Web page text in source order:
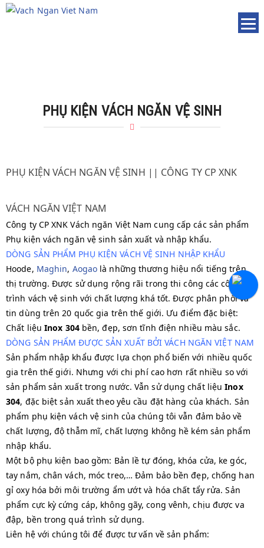
PHỤ KIỆN VÁCH NGĂN VỆ SINH
PHỤ KIỆN VÁCH NGĂN VỆ SINH || CÔNG TY CP XNK
VÁCH NGĂN VIỆT NAM
Công ty CP XNK Vách ngăn Việt Nam cung cấp các sản phẩm
Phụ kiện vách ngăn vệ sinh sản xuất và nhập khẩu.
DÒNG SẢN PHẨM PHỤ KIỆN VÁCH VỆ SINH NHẬP KHẨU
Hoode, Maghin, Aogao là những thương hiệu nổi tiếng trên
thị trường. Được sử dụng rộng rãi trong thi công các công
trình vách vệ sinh với chất lượng khá tốt. Được phân phối và
tin dùng trên 20 quốc gia trên thế giới. Ưu điểm đặc biệt:
Chất liệu Inox 304bền, đẹp, sơn tĩnh điện nhiều màu sắc.
DÒNG SẢN PHẨM ĐƯỢC SẢN XUẤT BỞI VÁCH NGĂN VIỆT NAM
Sản phẩm nhập khẩu được lựa chọn phổ biến với nhiều quốc
gia trên thế giới. Nhưng với chi phí cao hơn rất nhiều so với
sản phẩm sản xuất trong nước. Vẫn sử dụng chất liệuInox
304, đặc biệt sản xuất theo yêu cầu đặt hàng của khách. Sản
phẩm phụ kiện vách vệ sinh của chúng tôi vẫn đảm bảo về
chất lượng, độ thẫm mĩ, chất lượng không hề kém sản phẩm
nhập khẩu.
Một bộ phụ kiện bao gồm: Bản lề tự đóng, khóa cửa, ke góc,
tay nắm, chân vách, móc treo,… Đảm bảo bền đẹp, chống han
gỉ oxy hóa bởi môi trường ẩm ướt và hóa chất tẩy rửa. Sản
phẩm cực kỳ cứng cáp, không gãy, cong vênh, chịu được va
đập, bền trong quá trình sử dụng.
Liên hệ với chúng tôi để được tư vấn về sản phẩm: